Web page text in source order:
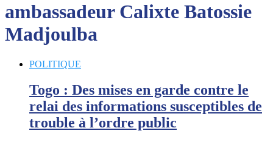
ambassadeur Calixte Batossie
Madjoulba
POLITIQUE
Togo : Des mises en garde contre le
relai des informations susceptibles de
trouble à l’ordre public